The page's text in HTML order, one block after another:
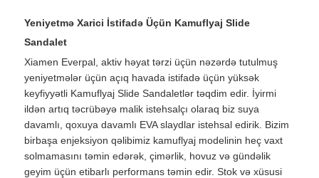
Yeniyetmə Xarici İstifadə Üçün Kamuflyaj Slide
Sandalet
Xiamen Everpal, aktiv həyat tərzi üçün nəzərdə tutulmuş
yeniyetmələr üçün açıq havada istifadə üçün yüksək
keyfiyyətli Kamuflyaj Slide Sandaletlər təqdim edir. İyirmi
ildən artıq təcrübəyə malik istehsalçı olaraq biz suya
davamlı, qoxuya davamlı EVA slaydlar istehsal edirik. Bizim
birbaşa enjeksiyon qəlibimiz kamuflyaj modelinin heç vaxt
solmamasını təmin edərək, çimərlik, hovuz və gündəlik
geyim üçün etibarlı performans təmin edir. Stok və xüsusi